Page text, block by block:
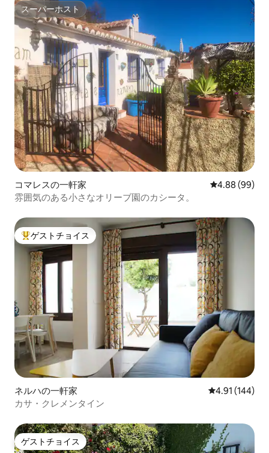
スーパーホスト
スーパーホスト
コマレスの一軒家 レビュー99件
4.88 (99)
雰囲気のある小さなオリーブ園のカシータ。
大好評のゲストチョイスです。
ゲストチョイス
ネルハの一軒家 レビュー144
4.91 (144)
カサ・クレメンタイン
ゲストチョイス
ゲストチョイス